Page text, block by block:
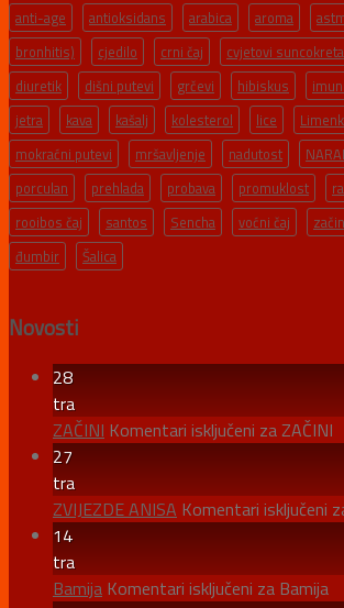
anti-age antioksidans arabica aroma
bronhitis)
cjedilo crni čaj cvjetovi suncokreta
diuretik
dišni putevi grčevi hibiskus
jetra
kava kašalj kolesterol lice
mokraćni putevi
mršavljenje nadutost
porculan
prehlada probava promuklost
rooibos čaj
santos Sencha voćni čaj začin
đumbir
Šalica
Novosti
28
tra
ZAČINI Komentari isključeni za ZAČINI
27
tra
ZVIJEZDE ANISA Komentari isključeni
14
tra
Bamija Komentari isključeni za Bamija